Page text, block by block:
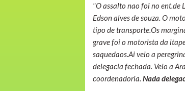
"O assalto nao foi no ent.de
Edson alves de souza. O
tipo de transporte.Os
grave foi o motorista da
saquedaos.Ai veio a
delegacia fechada. Veio a
coordenadoria. Nada